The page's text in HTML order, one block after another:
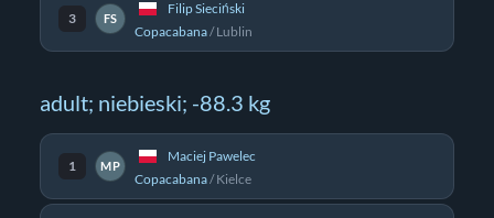
3 FS
Filip Sieciński
Copacabana/Lublin
adult; niebieski; -88.3 kg
1 MP
Maciej Pawelec
Copacabana/Kielce